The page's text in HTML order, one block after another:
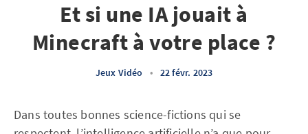
Et si une IA jouait à
Minecraft à votre place ?
Jeux Vidéo • 22 févr. 2023
Dans toutes bonnes science-fictions qui se